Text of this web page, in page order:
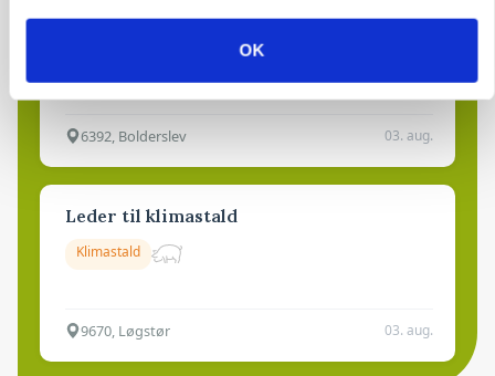
OK
Kalvepasser til ejendom i udvikling søges
6392, Bolderslev 03. aug.
Leder til klimastald
Klimastald
9670, Løgstør 03. aug.